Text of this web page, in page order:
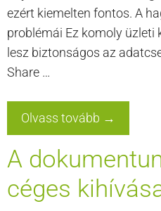
ezért kiemelten fontos. A
problémái Ez komoly
lesz biztonságos az
Share …
Olvass tovább →
A
céges